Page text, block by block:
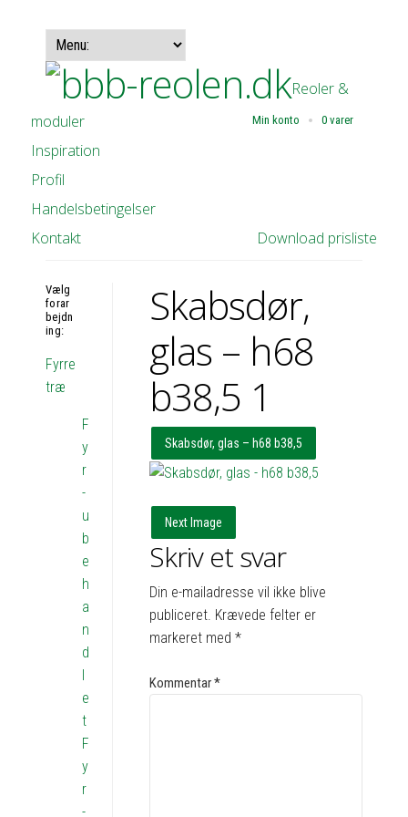
Min konto 0 varer
Reoler &
moduler
Inspiration
Profil
Handelsbetingelser
Download prisliste
Kontakt
Skabsdør,
glas – h68
b38,5 1
Skabsdør, glas – h68 b38,5
Next Image
Skriv et svar
Din e-mailadresse vil ikke blive
publiceret. Krævede felter er
markeret med*
Kommentar*
Vælg
forar
bejdn
ing:
Fyrre
træ
F
y
r
-
u
b
e
h
a
n
d
l
e
t
F
y
r
-